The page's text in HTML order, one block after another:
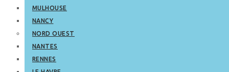
MULHOUSE
NANCY
NORD OUEST
NANTES
RENNES